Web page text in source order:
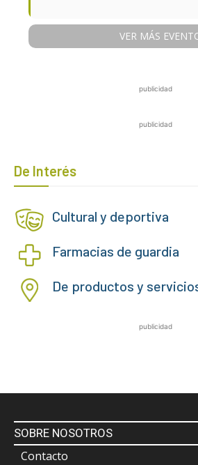
VER MÁS
publicidad
publicidad
De Interés
Cultural y deportiva
Farmacias de guardia
De productos y
publicidad
SOBRE NOSOTROS
Contacto